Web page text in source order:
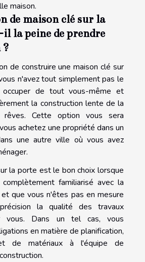
maison.
de maison clé sur la
la peine de prendre
?
de construire une maison clé sur
n'avez tout simplement pas le
de tout vous-même et
la construction lente de la
Cette option vous sera
achetez une propriété dans un
une autre ville où vous avez
la porte est le bon choix lorsque
familiarisé avec la
que vous n'êtes pas en mesure
la qualité des travaux
vous. Dans un tel cas, vous
en matière de planification,
de matériaux à l'équipe de